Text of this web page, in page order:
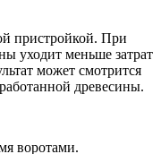
пристройкой. При
уходит меньше затрат
может смотрится
древесины.
воротами.